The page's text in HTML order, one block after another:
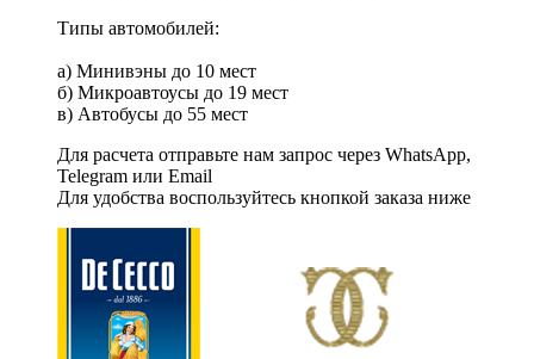
Типы автомобилей:
a) Минивэны до 10 мест
б) Микроавтоусы до 19 мест
в) Автобусы до 55 мест
Для расчета отправьте нам запрос через WhatsApp,
Telegram или Email
Для удобства воспользуйтесь кнопкой заказа ниже